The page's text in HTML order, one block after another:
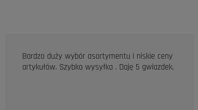
Bardzo duży wybór asortymentu i niskie ceny
artykułów. Szybka wysyłka . Daję 5 gwiazdek.